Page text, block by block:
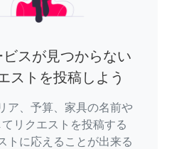
スが見つからない
ストを投稿しよう
ア、予算、家具の名前や
リクエストを投稿する
トに応えることが出来る